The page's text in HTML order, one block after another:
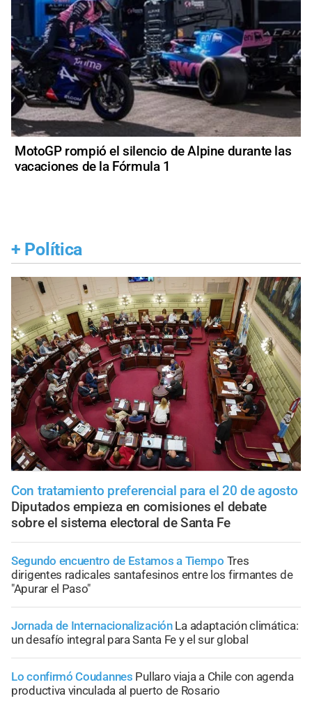
MotoGP rompió el silencio de Alpine durante las
vacaciones de la Fórmula 1
+ Política
Con tratamiento preferencial para el 20 de agosto
Diputados empieza en comisiones el debate
sobre el sistema electoral de Santa Fe
Segundo encuentro de Estamos a Tiempo Tres
dirigentes radicales santafesinos entre los firmantes de
"Apurar el Paso"
Jornada de Internacionalización La adaptación climática:
un desafío integral para Santa Fe y el sur global
Lo confirmó Coudannes Pullaro viaja a Chile con agenda
productiva vinculada al puerto de Rosario